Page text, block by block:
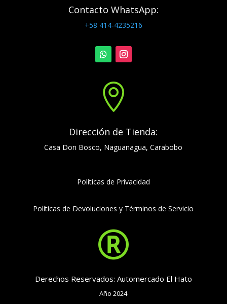
Contacto WhatsApp:
+58 414-4235216

Dirección de Tienda:
Casa Don Bosco, Naguanagua, Carabobo
Políticas de Privacidad
Políticas de Devoluciones y Términos de Servicio

Derechos Reservados: Automercado El Hato
Año 2024